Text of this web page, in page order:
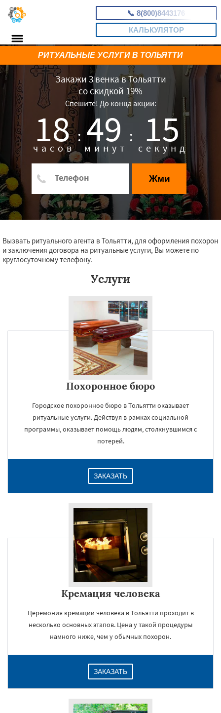
📞 8(800)8443176
КАЛЬКУЛЯТОР
Закажи 3 венка в Тольятти
со скидкой 19%
Спешите! До конца акции:
18 :
часов 49 :
минут 14
секунд
Жми
РИТУАЛЬНЫЕ УСЛУГИ В ТОЛЬЯТТИ
Вызвать ритуального агента в Тольятти, для оформления похорон
и заключения договора на ритуальные услуги, Вы можете по
круглосуточному телефону.
Услуги
Похоронное бюро
Городское похоронное бюро в Тольятти оказывает
ритуальные услуги. Действуя в рамках социальной
программы, оказывает помощь людям, столкнувшимся с
потерей.
ЗАКАЗАТЬ
Кремация человека
Церемония кремации человека в Тольятти проходит в
несколько основных этапов. Цена у такой процедуры
намного ниже, чем у обычных похорон.
ЗАКАЗАТЬ